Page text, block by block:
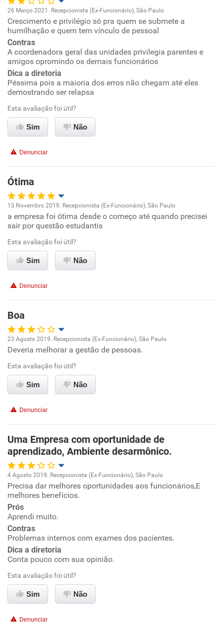
Oportunidade de promoção
Ambiente de trabalho
Conciliação com a vida familiar
Benefícios
Não recomenda a diretoria
26 Março 2021. Recepcionista (Ex-Funcionário), São Paulo
Crescimento e privilégio só pra quem se submete a
humilhação e quem tem vínculo de pessoal
Contras
A coordenadora geral das unidades privilegia parentes e
amigos opromindo os demais funcionários
Dica a diretoria
Péssima pois a maioria dos erros não chegam até eles
demostrando ser relapsa
Esta avaliação foi útil?
Sim Não
Denunciar
Ótima
Oportunidade de promoção
Ambiente de trabalho
Conciliação com a vida familiar
Recomenda a diretoria
13 Novembro 2019. Recepcionista (Ex-Funcionário), São Paulo
a empresa foi ótima desde o começo até quando precisei
sair por questão estudantis
Esta avaliação foi útil?
Sim Não
Denunciar
Boa
Oportunidade de promoção
Ambiente de trabalho
Benefícios
Recomenda esta empresa
Recomenda a diretoria
23 Agosto 2019. Recepcionista (Ex-Funcionário), São Paulo
Deveria melhorar a gestão de pessoas.
Esta avaliação foi útil?
Sim Não
Denunciar
Uma Empresa com oportunidade de
aprendizado, Ambiente desarmônico.
Oportunidade de promoção
Ambiente de trabalho
Conciliação com a vida familiar
Benefícios
Não recomenda esta empresa
Não recomenda a diretoria
4 Agosto 2019. Recepcionista (Ex-Funcionário), São Paulo
Precisa dar melhores oportunidades aos funcionários,E
melhores benefícios.
Prós
Aprendi muito.
Contras
Problemas internos com exames dos pacientes.
Dica a diretoria
Conta pouco com sua opinião.
Esta avaliação foi útil?
Sim Não
Denunciar